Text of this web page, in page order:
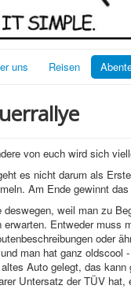
uns Reisen
von euch wird sich
es nicht darum als
Am Ende gewinnt
deswegen, weil man zu
erwarten. Entweder muss
oder
man hat ganz oldscool
Auto gelegt, das
Untersatz der TÜV hat,